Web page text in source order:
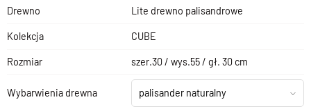
Drewno Lite drewno palisandrowe
Kolekcja CUBE
Rozmiar szer.30 / wys.55 / gł. 30 cm
Wybarwienia drewna palisander naturalny